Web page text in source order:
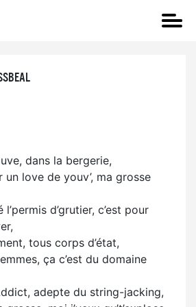
dans la bergerie,
un love de youv’, ma grosse
l’permis d’grutier, c’est pour
tous corps d’état,
ça c’est du domaine
adepte du string-jacking,